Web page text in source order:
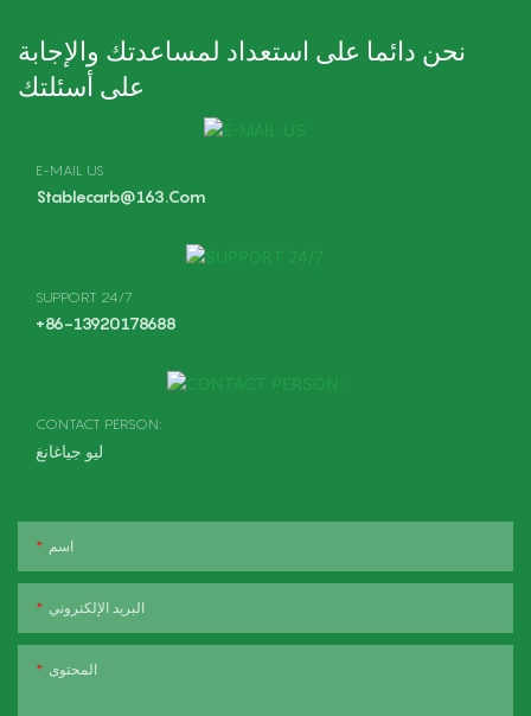
نحن دائما على استعداد لمساعدتك والإجابة
على أسئلتك
E-MAIL US
Stablecarb@163.com
SUPPORT 24/7
+86-13920178688
CONTACT PERSON:
ليو جياغانغ
اسم
البريد الإلكتروني
المحتوى